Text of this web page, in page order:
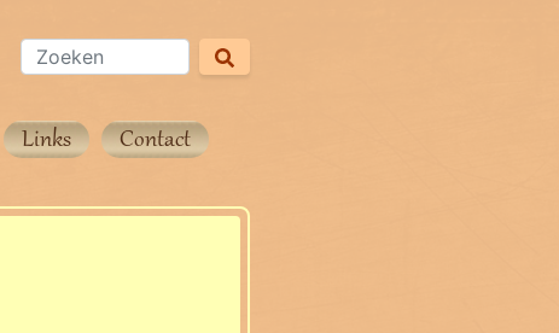
Links Contact